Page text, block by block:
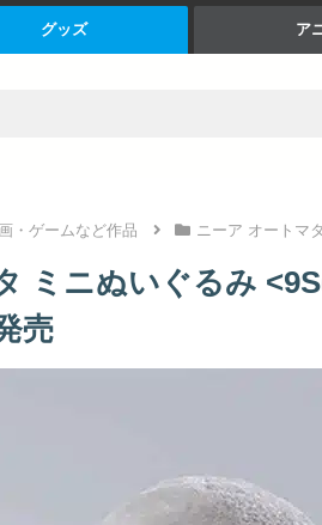
グッズ ア
・ゲームなど作品 ニーア オートマ
ミニぬいぐるみ
売